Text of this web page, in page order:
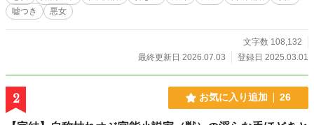
るように見つめた。 「僕には妻がいるんだよ……リリー……。」 「だから
なに？」 「それは……守られなくちゃいけない契約だ……君だってわかるだ
の約束はそれよりずっと前に結んだでしょう。ティーナとの結婚の様に嘘にまみ
れた汚らわしいものじゃなくて、もっと美しくて純粋なものよ。」 リリーが
浮かべているのか分からない。 「リリー……、分かってくれ。僕らはもう、
あの時の二人じゃないんだ……。」 「あたしはなにも変わらないわ。ブレイ
ブの事を愛している、リリーのまま、ずっとあなたを待っていた。」 「リリ
ー……。」 苦しげな声で、ブレイブは幼馴染の名前を呼ぶ。 私がブレイブ
嘘つき
悪女
文字数 108,132
最終更新日 2026.07.03
登録日 2025.03.01
2 お気に入り追加 26